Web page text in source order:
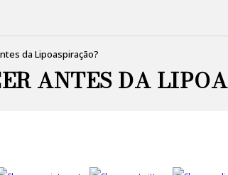
da Lipoaspiração?
ANTES DA